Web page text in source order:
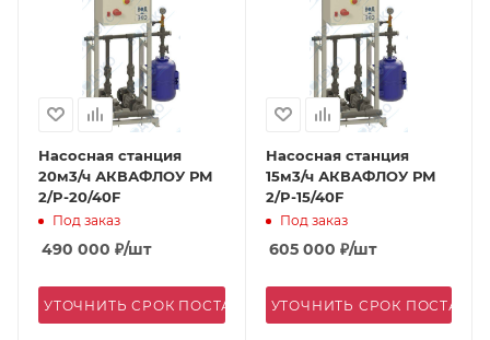
Насосная станция
20м3/ч АКВАФЛОУ РМ
2/P-20/40F
Под заказ
490 000 ₽/шт
УТОЧНИТЬ СРОК ПОСТАВКИ
Насосная станция
15м3/ч АКВАФЛОУ РМ
2/P-15/40F
Под заказ
605 000 ₽/шт
УТОЧНИТЬ СРОК